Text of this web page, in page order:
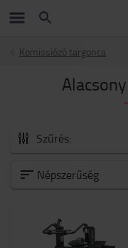
Komissiózó targonca
Szűrés:
Kategoria
Népszerűség